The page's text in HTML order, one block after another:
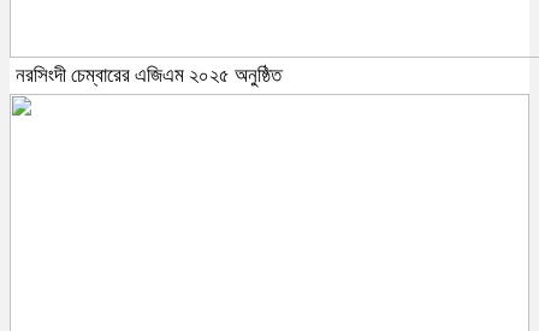
নরসিংদী চেম্বারের এজিএম ২০২৫ অনুষ্ঠিত